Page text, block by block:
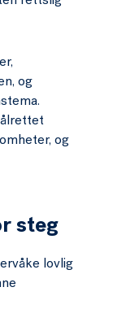
og
og
steg
lovlig